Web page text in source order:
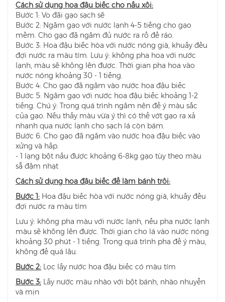
Cách sử dụng hoa đậu biếc cho nấu xôi:
Bước 1: Vo đãi gạo sạch sẽ
Bước 2: Ngâm gạo với nước lạnh 4-5 tiếng cho gạo
mềm. Cho gạo đã ngâm đủ nước ra rổ để ráo.
Bước 3: Hoa đậu biếc hòa với nước nóng già, khuấy đều
đợi nước ra màu tím. Lưu ý: không pha hoa với nước
lạnh, màu sẽ không lên được. Thời gian pha hoa vào
nước nóng khoảng 30 - 1 tiếng.
Bước 4: Cho gạo đã ngâm vào nước hoa đậu biếc
Bước 5: Ngâm gạo với nước hoa đậu biếc khoảng 1-2
tiếng. Chú ý: Trong quá trình ngâm nên để ý màu sắc
của gạo. Nếu thấy màu vừa ý thì có thể vớt gạo ra xả
nhanh qua nước lạnh cho sạch lá còn bám.
Bước 6: Cho gạo đã ngâm vào nước hoa đậu biếc vào
xửng và hấp.
- 1 lạng bột nấu được khoảng 6-8kg gạo tùy theo màu
sẵ đậm nhạt
Cách sử dụng hoa đậu biếc để làm bánh trôi:
Bước 1: Hoa đậu biếc hòa với nước nóng già, khuấy đều
đợi nước ra màu tím
Lưu ý: không pha màu với nước lạnh, nếu pha nước lạnh
màu sẽ không lên được. Thời gian cho lá vào nước nóng
khoảng 30 phút - 1 tiếng. Trong quá trình pha để ý màu,
không để quá lâu.
Bước 2: Lọc lấy nước hoa đậu biếc có màu tím
Bước 3: Lấy nước màu nhào với bột bánh, nhào nhuyễn
và mịn